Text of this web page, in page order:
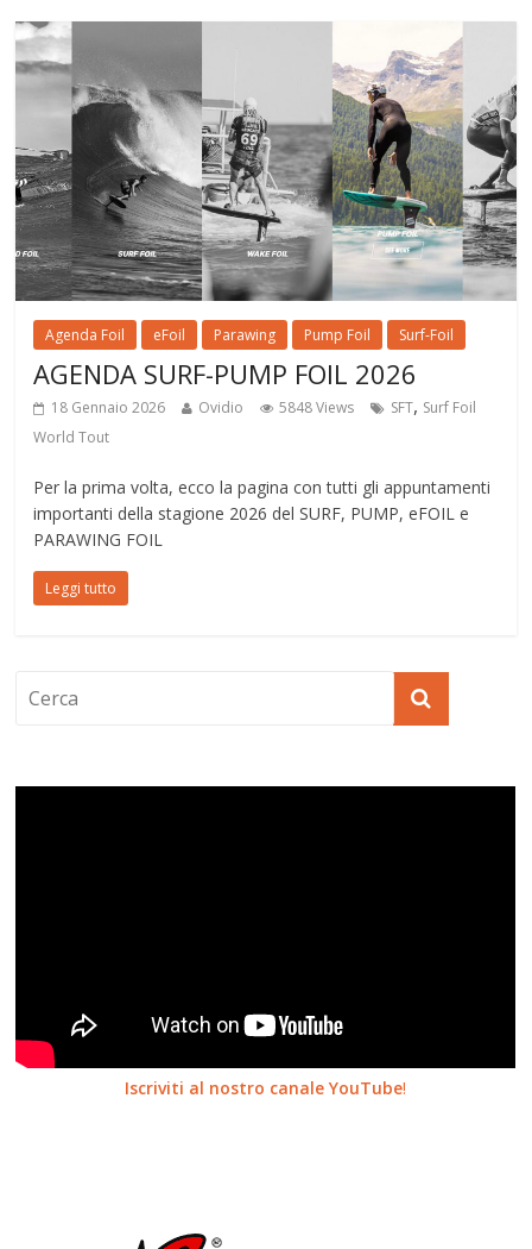
Agenda Foil eFoil Parawing Pump Foil Surf-Foil
AGENDA SURF-PUMP FOIL 2026
18 Gennaio 2026 Ovidio 5848 Views SFT, Surf Foil
World Tout
Per la prima volta, ecco la pagina con tutti gli appuntamenti
importanti della stagione 2026 del SURF, PUMP, eFOIL e
PARAWING FOIL
Leggi tutto
Iscriviti al nostro canale YouTube!